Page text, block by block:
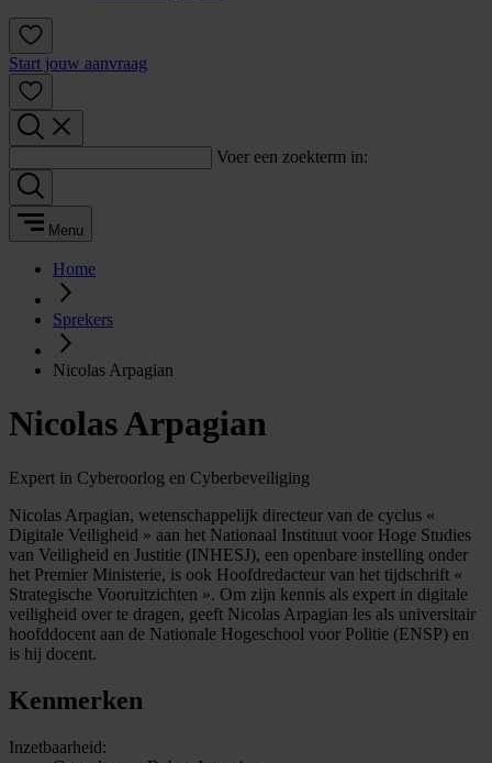
Start jouw aanvraag
Voer een zoekterm in:
Menu
Home
Sprekers
Nicolas Arpagian
Nicolas Arpagian
Expert in Cyberoorlog en Cyberbeveiliging
Nicolas Arpagian, wetenschappelijk directeur van de cyclus «
Digitale Veiligheid » aan het Nationaal Instituut voor Hoge Studies
van Veiligheid en Justitie (INHESJ), een openbare instelling onder
het Premier Ministerie, is ook Hoofdredacteur van het tijdschrift «
Strategische Vooruitzichten ». Om zijn kennis als expert in digitale
veiligheid over te dragen, geeft Nicolas Arpagian les als universitair
hoofddocent aan de Nationale Hogeschool voor Politie (ENSP) en
is hij docent.
Kenmerken
Inzetbaarheid: